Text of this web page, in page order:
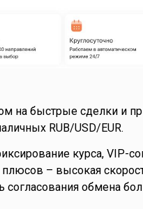
на быстрые сделки и
RUB/USD/EUR.
курса, VIP-
плюсов – высокая
обмена